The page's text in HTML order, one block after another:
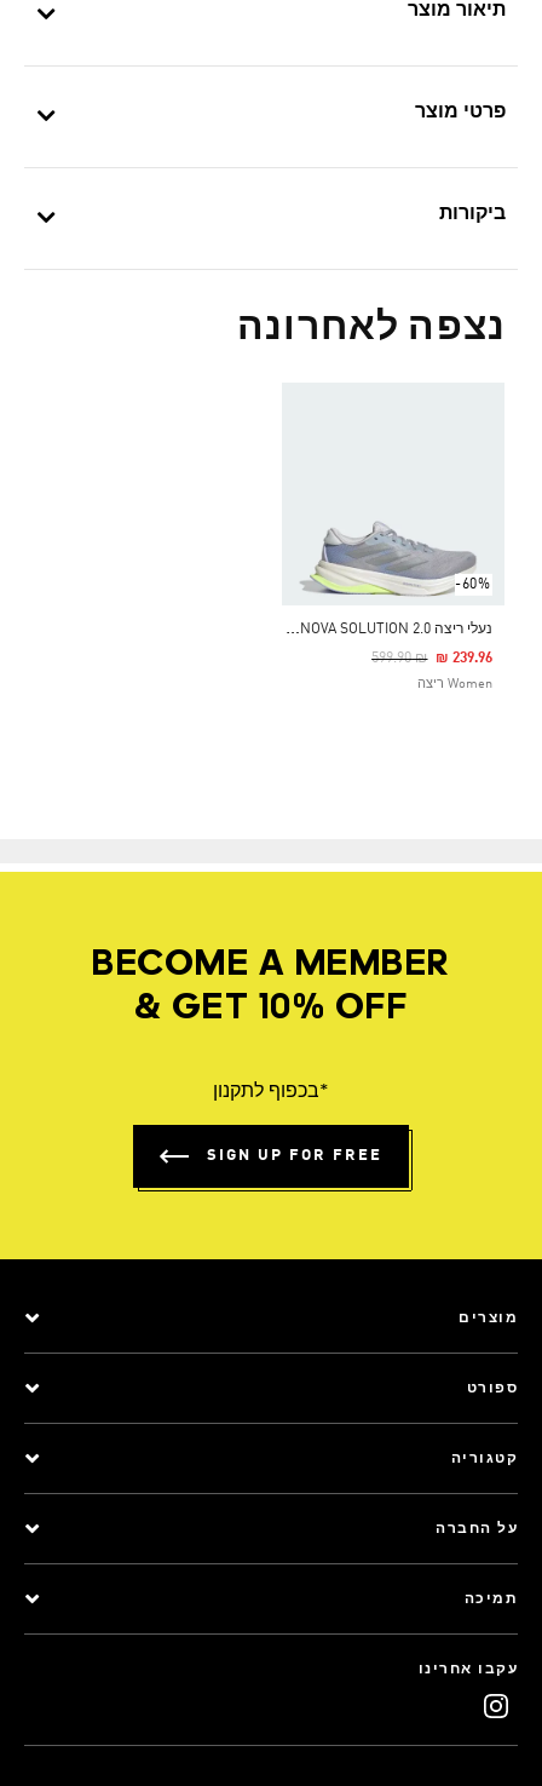
תיאור מוצר
פרטי מוצר
ביקורות
נצפה לאחרונה
-60%
נ
עלי ריצה SUPERNOVA SOLUTION 2.0
Price Reduced From
₪ 599.90
To ₪ 239.96
Women ריצה
BECOME A MEMBER
& GET 10% OFF
*בכפוף לתקנון
SIGN UP FOR FREE
מוצרים
ספורט
קטגוריה
על החברה
תמיכה
עקבו אחרינו